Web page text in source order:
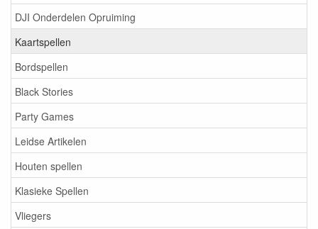
DJI Onderdelen Opruiming
Kaartspellen
Bordspellen
Black Stories
Party Games
Leidse Artikelen
Houten spellen
Klasieke Spellen
Vliegers